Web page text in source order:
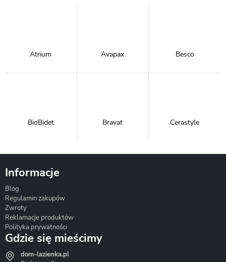
Atrium Avapax Besco
BioBidet Bravat Cerastyle
Hydrostop
Informacje
Blog
Regulamin zakupów
Zwroty
Reklamacje produktów
Polityka prywatności
Gdzie się mieścimy
dom-lazienka.pl